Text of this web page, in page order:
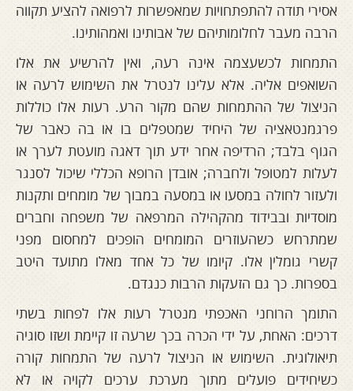
אסירי תודה להתפתחויות שמאפשרות לרפואה להציע תקווה
הרבה מעבר לחלומותיהם של אבותינו ואמהותינו.
התמחות לכשעצמה אינה רעה, ואין להרשיע את אלו
השואפים אליה. אלא עלינו לנטרל את השימוש לרעה או
הניצול של ההתמחות שהם מקור הרע. רעות אלו כוללות
פרגמנטאציה של היחיד שמטפלים בו או בה כאבר של
הגוף בלבד; הרדיפה אחר ידע תוך דאגה מועטת לערך או
לעלות למטופל ולחברה; אובדן הרופא הכללי שיכול לסנגר
ולעזור לחולה במסעו או במסעה במבוך של מומחים ותקנות
מוסדיות ובבידוד מהקהילה המרפאה של משפחה וחברים
שמתרחש כשהעוזרים המומחים הופכים למחסום מפני
קשרי גומלין אלו. קיומו של כל אחד מאלו מתועד היטב
בספרות. כך גם הזעקות הרבות כנגדם.
התומך הרוחני האכפתי מנטרל רעות אלו לפחות בשתי
דרכים: האחת, על ידי הכרה בכך שרעה זו קיימת ושזו סוגיה
תיאולוגית. השימוש או הניצול לרעה של התמחות קורה
כשיחידים פועלים מתוך מערכת ערכים לקויה או לא